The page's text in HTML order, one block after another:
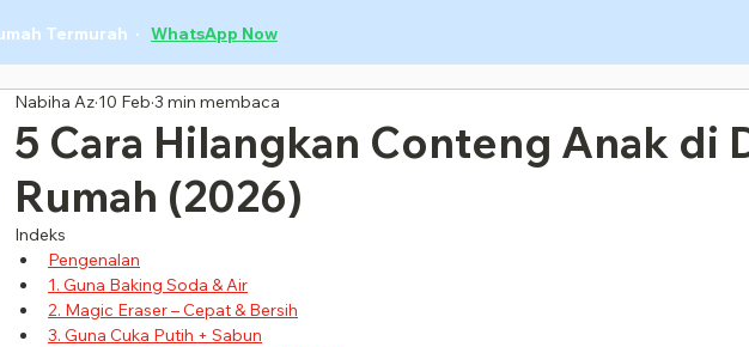
Termurah · WhatsApp Now
5 Cara Hilangkan Conteng Anak di
Rumah (2026)
Nabiha Az 10 Feb 3 min membaca
Indeks
Pengenalan
1. Guna Baking Soda & Air
2. Magic Eraser – Cepat & Bersih
3. Guna Cuka Putih + Sabun